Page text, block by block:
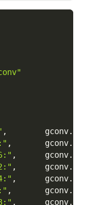
,
        gconv
.
,
       gconv
.
,
      gconv
.
,
      gconv
.
,
      gconv
.
,
       gconv
.
,
      gconv
.